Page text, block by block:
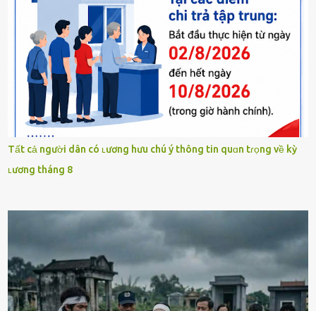
Tất cả người dân có ʟương hưu chú ý thông tin quɑn tɾọng về kỳ
ʟương tháng 8